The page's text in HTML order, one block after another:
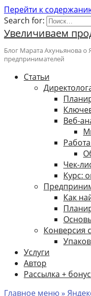
Перейти к
Search for:
Увеличиваем
Блог Марата Ахуньянова о
предпринимателей
Cтатьи
Веб-
Чек-
Курс:
Как
Конверсия
Услуги
Автор
Рассылка +
Главное меню »